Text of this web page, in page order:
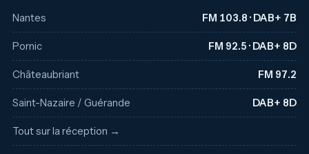
Nantes FM 103.8 · DAB+ 7B
Pornic FM 92.5 · DAB+ 8D
Châteaubriant FM 97.2
Saint-Nazaire / Guérande DAB+ 8D
Tout sur la réception →